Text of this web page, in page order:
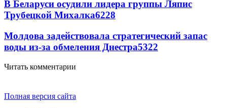
В Беларуси осудили лидера группы Ляпис
Трубецкой Михалка6228
Молдова задействовала стратегический запас
воды из-за обмеления Днестра5322
Читать комментарии
Полная версия сайта